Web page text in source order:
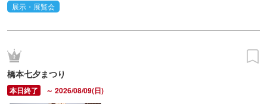
展示・展覧会
橋本七夕まつり
～ 2026/08/09(日)